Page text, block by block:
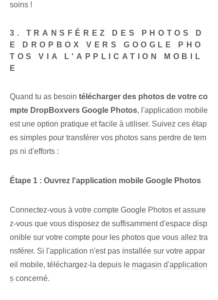
soins !
3. TRANSFÉREZ DES PHOTOS D
E DROPBOX VERS GOOGLE PHO
TOS VIA L'APPLICATION MOBIL
E
Quand tu as besoin télécharger des photos de ‌votre co
mpte DropBox‍vers Google⁢ Photos, l'application mobile
est une option pratique et facile à utiliser. Suivez ces étap
es simples pour transférer vos photos sans perdre de tem
ps ni d'efforts :
Étape 1 : Ouvrez l'application mobile Google Photos
Connectez-vous à votre compte Google Photos et assure
z-vous que vous disposez de suffisamment d'espace disp
onible sur votre compte pour les photos que vous allez tra
nsférer. Si l'application n'est pas installée sur votre appar
eil mobile, téléchargez-la depuis le magasin d'application
s concerné.